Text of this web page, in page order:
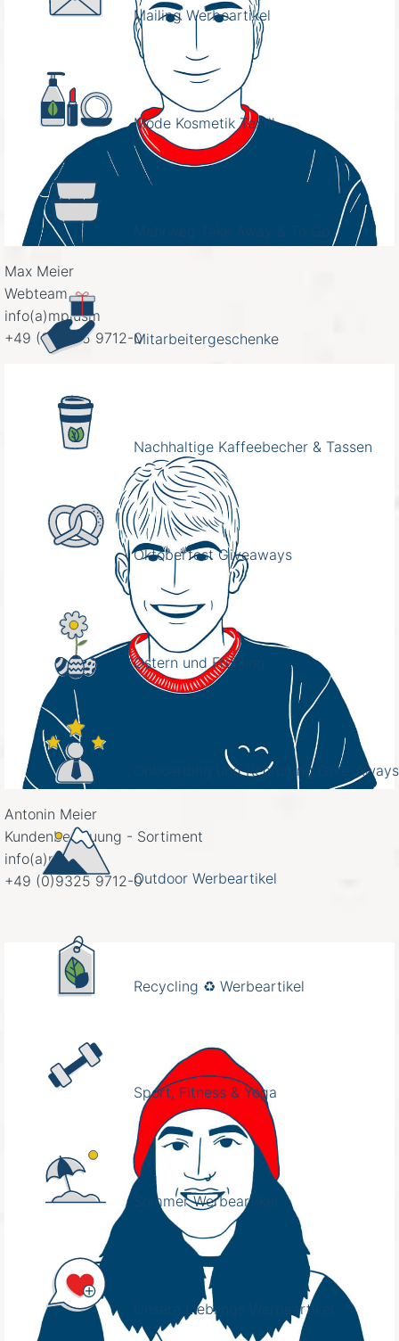
Mailing Werbeartikel
Mode Kosmetik Textil
Mehrweg Take Away & To Go
Mitarbeitergeschenke
Nachhaltige Kaffeebecher & Tassen
Oktoberfest Giveaways
Ostern und Frühling
Onboarding und Recruiting Give-Aways
Outdoor Werbeartikel
Recycling ♻️ Werbeartikel
Sport, Fitness & Yoga
Sommer Werbeartikel
Unsere Lieblings Werbeartikel
Max Meier
Webteam
info(a)mplusm
+49 (0)9325 9712-0
Antonin Meier
Kundenbetreuung - Sortiment
info(a)mplusm
+49 (0)9325 9712-0